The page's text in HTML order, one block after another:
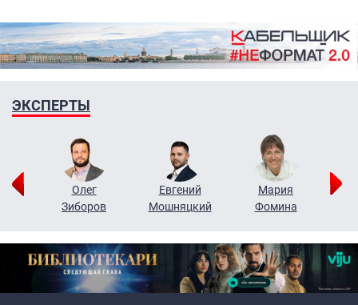
ЭКСПЕРТЫ
Олег
Зиборов
Евгений
Мошняцкий
Мария
Фомина